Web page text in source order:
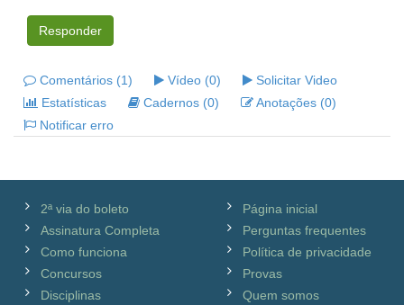
Responder
Comentários (1) Vídeo (0)
Solicitar Video
Estatísticas
Cadernos (0)
Anotações (0)
Notificar erro
2ª via do boleto
Assinatura Completa
Como funciona
Concursos
Disciplinas
Página inicial
Perguntas frequentes
Política de privacidade
Provas
Quem somos